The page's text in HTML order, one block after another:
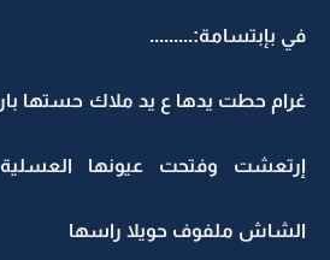
في بإبتسامة:.........
غرام حطت يدها ع يد ملاك حستها
إرتعشت وفتحت عيونها
الشاش ملفوف حويلا راسها